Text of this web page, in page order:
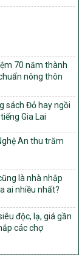
trên địa bàn
giá trị thuộc
nghèo bền vững
Chương trình
nghèo bền
dân tộc thiểu
I: Từ năm 2026
kiện thuộc Bộ
– 2030 thuộc
Môi trường
dựng nông thôn
– xã hội vùng
2026-2035, giai
70 năm thành
nông thôn
sách Đỏ hay ngồi
Gia Lai
An thu trăm
là nhà nhập
ai nhiều nhất?
độc, lạ, giá gần
các chợ